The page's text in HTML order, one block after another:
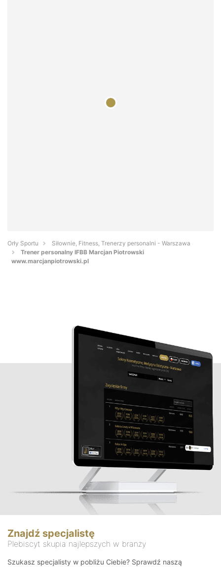
Orły Sportu
Siłownie, Fitness, Trenerzy personalni - Warszawa
Trener personalny IFBB Marcjan Piotrowski
www.marcjanpiotrowski.pl
Znajdź specjalistę
Plebiscyt skupia najlepszych w branży
Szukasz specjalisty w pobliżu Ciebie? Sprawdź naszą